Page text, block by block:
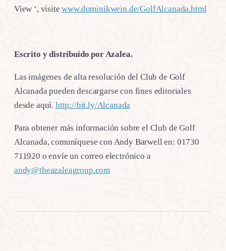
View ‘, visitewww.dominikwein.de/GolfAlcanada.html
Escrito y distribuido por Azalea.
Las imágenes de alta resolución del Club de Golf
Alcanada pueden descargarse con fines editoriales
desde aquí. http://bit.ly/Alcanada
Para obtener más información sobre el Club de Golf
Alcanada, comuníquese con Andy Barwell en: 01730
711920 o envíe un correo electrónico a
andy@theazaleagroup.com